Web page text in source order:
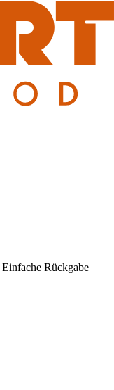
Einfache Rückgabe